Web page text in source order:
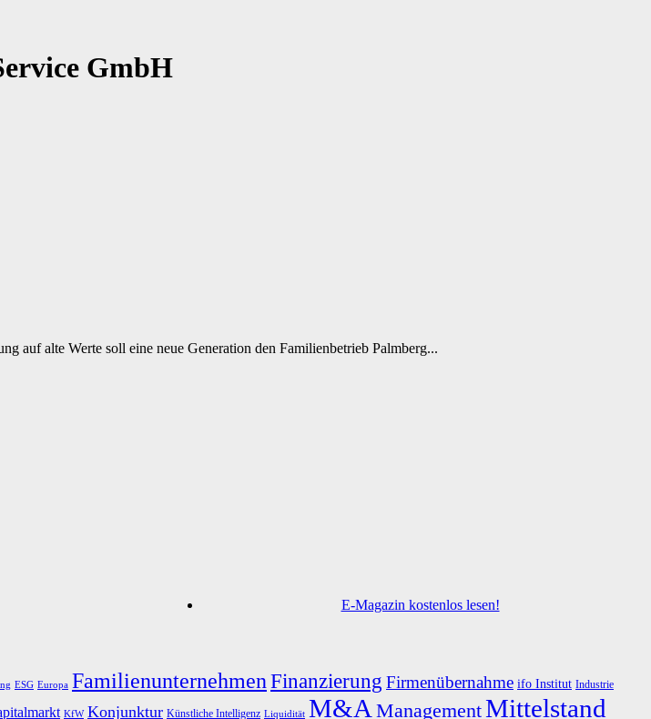
GmbH
auf alte Werte soll eine neue Generation den Familienbetrieb Palmberg...
E-Magazin kostenlos lesen!
ESG Europa FamilienunternehmenFinanzierung Firmenübernahme ifo Institut Industrie
KfW Konjunktur Künstliche Intelligenz Liquidität M&A ManagementMittelstand